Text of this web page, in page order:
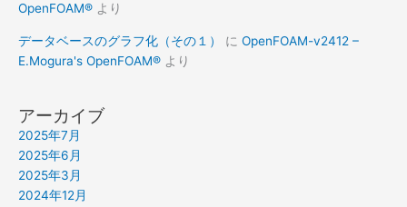
OpenFOAM® より
データベースのグラフ化（その１） に OpenFOAM-v2412 –
E.Mogura's OpenFOAM® より
アーカイブ
2025年7月
2025年6月
2025年3月
2024年12月